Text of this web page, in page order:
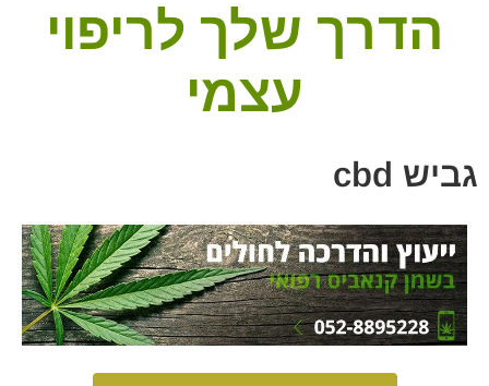
הדרך שלך לריפוי
עצמי
גביש cbd